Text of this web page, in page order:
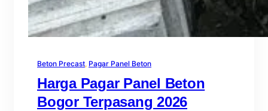
Beton Precast, Pagar Panel Beton
Harga Pagar Panel Beton
Bogor Terpasang 2026